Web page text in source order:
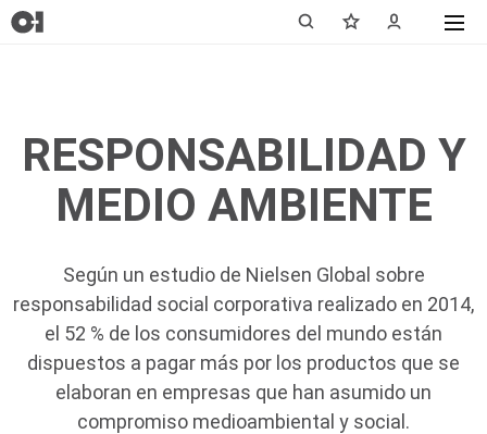
RESPONSABILIDAD Y
MEDIO AMBIENTE
Según un estudio de Nielsen Global sobre
responsabilidad social corporativa realizado en 2014,
el 52 % de los consumidores del mundo están
dispuestos a pagar más por los productos que se
elaboran en empresas que han asumido un
compromiso medioambiental y social.